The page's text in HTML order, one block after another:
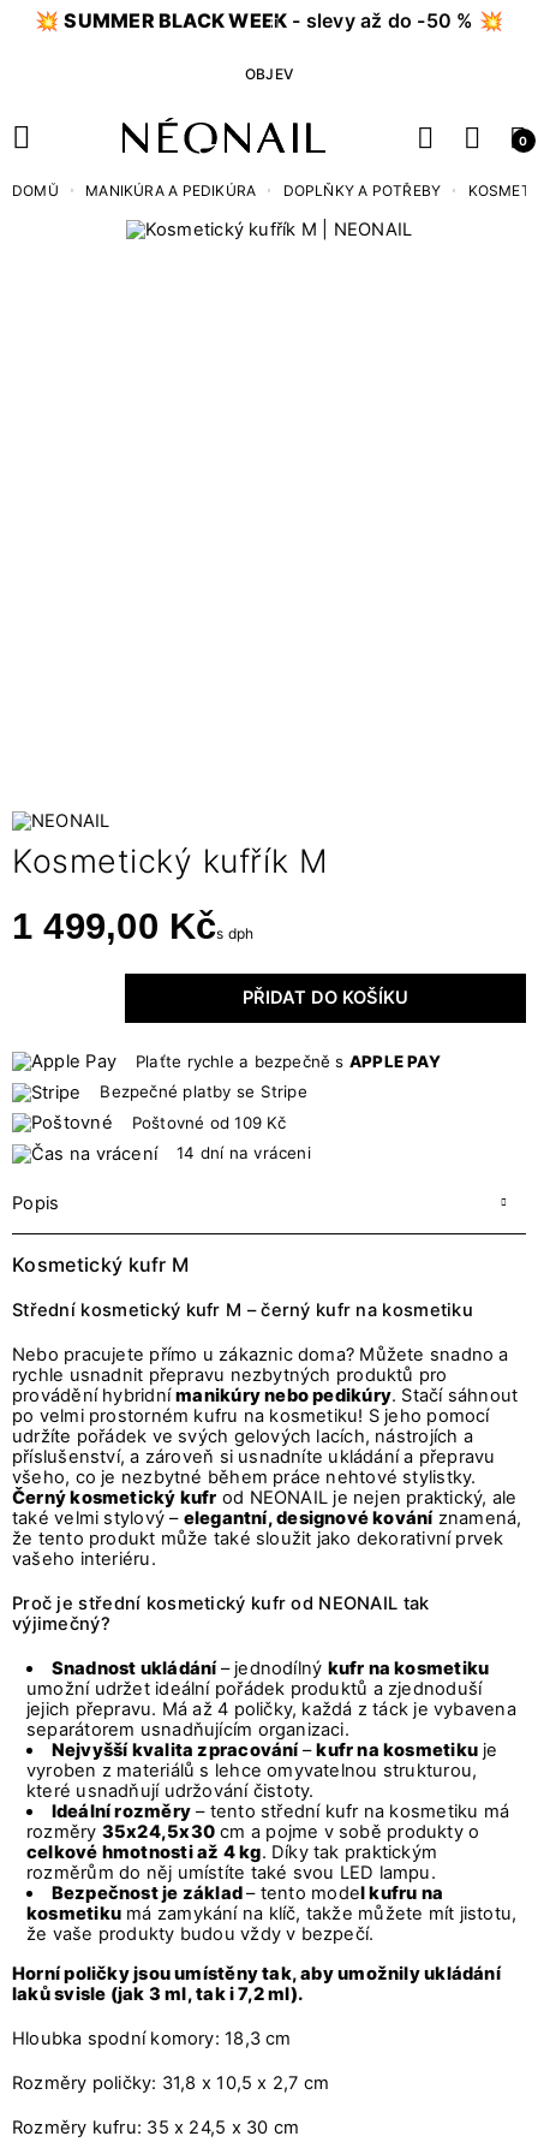
💥SUMMER BLACK WEEK - slevy až do -50 % 💥
OBJEV
0
DOMŮ MANIKÚRA A PEDIKÚRA DOPLŇKY A POTŘEBY
Kosmetický kufřík M
1 499,00 Kčs dph
PŘIDAT DO KOŠÍKU
Plaťte rychle a bezpečně s APPLE PAY
Bezpečné platby se Stripe
Poštovné od 109 Kč
14 dní na vráceni
Popis
Kosmetický kufr M
Střední kosmetický kufr M – černý kufr na kosmetiku
Nebo pracujete přímo u zákaznic doma? Můžete snadno a
rychle usnadnit přepravu nezbytných produktů pro
provádění hybridnímanikúry nebo pedikúry. Stačí sáhnout
po velmi prostorném kufru na kosmetiku! S jeho pomocí
udržíte pořádek ve svých gelových lacích, nástrojích a
příslušenství, a zároveň si usnadníte ukládání a přepravu
všeho, co je nezbytné během práce nehtové stylistky.
Černý kosmetický kufr od NEONAIL je nejen praktický, ale
také velmi stylový – elegantní, designové kováníznamená,
že tento produkt může také sloužit jako dekorativní prvek
vašeho interiéru.
Proč je střední kosmetický kufr od NEONAIL tak
výjimečný?
Snadnost ukládání– jednodílný kufr na kosmetiku
umožní udržet ideální pořádek produktů a zjednoduší
jejich přepravu. Má až 4 poličky, každá z táck je vybavena
separátorem usnadňujícím organizaci.
Nejvyšší kvalita zpracování–kufr na kosmetiku je
vyroben z materiálů s lehce omyvatelnou strukturou,
které usnadňují udržování čistoty.
Ideální rozměry– tento střední kufr na kosmetiku má
rozměry 35x24,5x30cm a pojme v sobě produkty o
celkové hmotnosti až 4 kg. Díky tak praktickým
rozměrům do něj umístíte také svou LED lampu.
Bezpečnost je základ– tento model kufru na
kosmetikumá zamykání na klíč, takže můžete mít jistotu,
že vaše produkty budou vždy v bezpečí.
Horní poličky jsou umístěny tak, aby umožnily ukládání
laků svisle (jak 3 ml, tak i 7,2 ml).
Hloubka spodní komory: 18,3 cm
Rozměry poličky: 31,8 x 10,5 x 2,7 cm
Rozměry kufru: 35 x 24,5 x 30 cm